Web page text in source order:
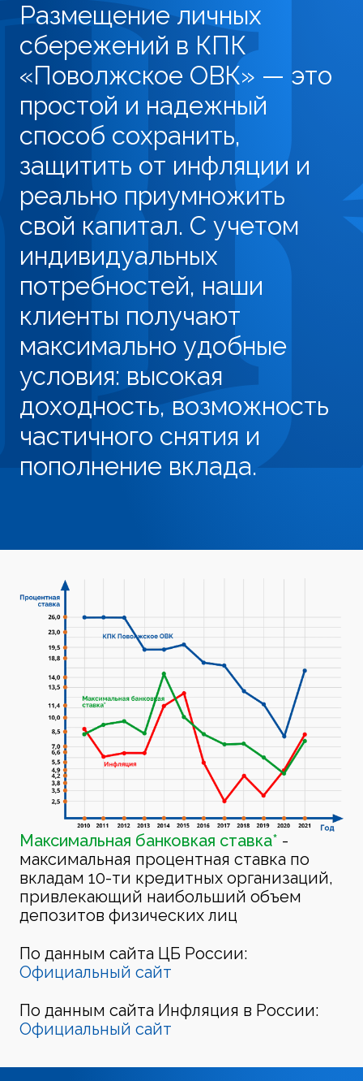
Размещение личных
сбережений в КПК
«Поволжское ОВК» — это
простой и надежный
способ сохранить,
защитить от инфляции и
реально приумножить
свой капитал. С учетом
индивидуальных
потребностей, наши
клиенты получают
максимально удобные
условия: высокая
доходность, возможность
частичного снятия и
пополнение вклада.
Максимальная банковкая ставка* -
максимальная процентная ставка по
вкладам 10-ти кредитных организаций,
привлекающий наибольший объем
депозитов физических лиц
По данным сайта ЦБ России:
Официальный сайт
По данным сайта Инфляция в России:
Официальный сайт